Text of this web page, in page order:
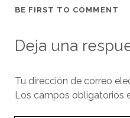
BE FIRST TO COMMENT
Deja una
Tu dirección de correo
Los campos obligatorios